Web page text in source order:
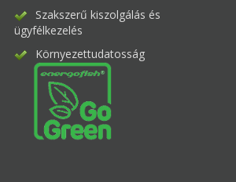
Szakszerű kiszolgálás és
ügyfélkezelés
Környezettudatosság